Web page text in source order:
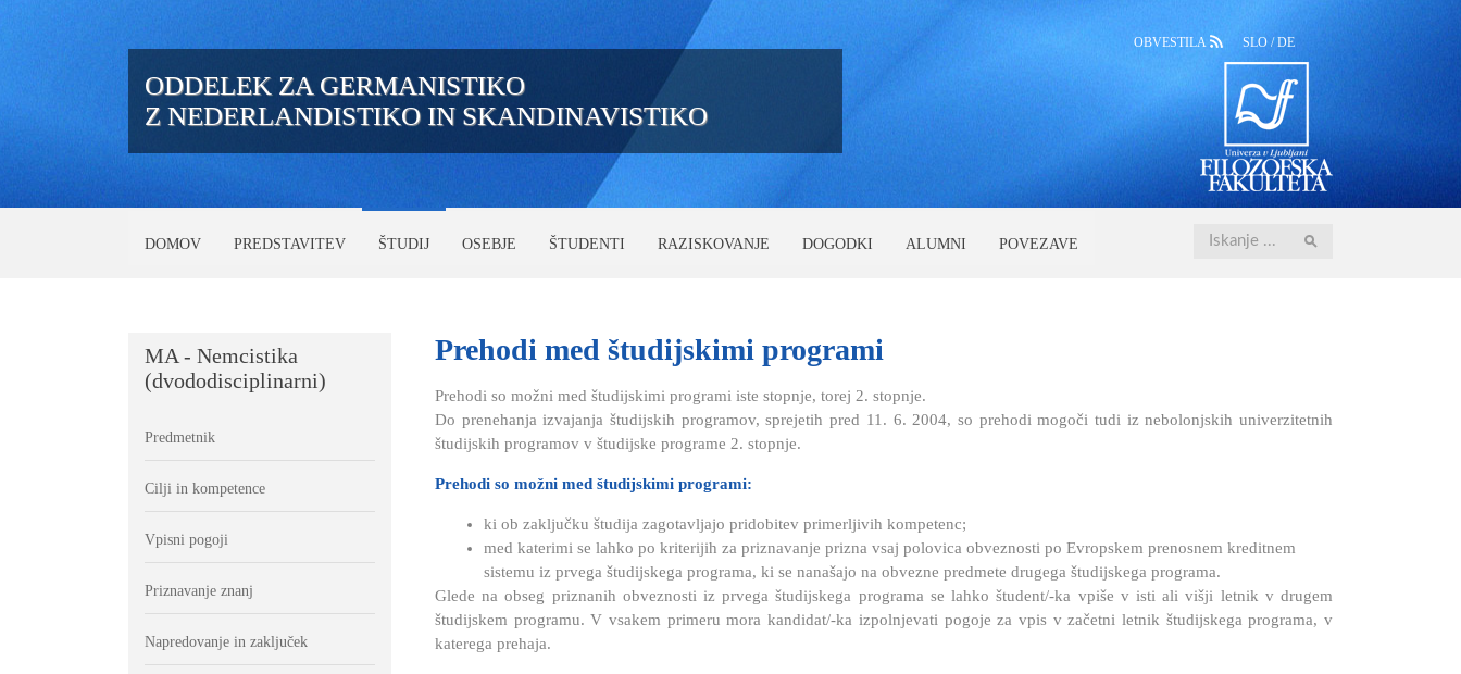
ODDELEK ZA GERMANISTIKO
Z NEDERLANDISTIKO IN SKANDINAVISTIKO
OBVESTILA SLO /DE
DOMOV PREDSTAVITEV ŠTUDIJ OSEBJE ŠTUDENTI RAZISKOVANJE DOGODKI ALUMNI POVEZAVE
Iskanje
MA - Nemcistika
(dvododisciplinarni)
Predmetnik
Cilji in kompetence
Vpisni pogoji
Priznavanje znanj
Napredovanje in zaključek
Prehodi med študijskimi programi
Prehodi so možni med študijskimi programi iste stopnje, torej 2. stopnje.
Do prenehanja izvajanja študijskih programov, sprejetih pred 11. 6. 2004, so prehodi mogoči tudi iz nebolonjskih univerzitetnih
študijskih programov v študijske programe 2. stopnje.
Prehodi so možni med študijskimi programi:
ki ob zaključku študija zagotavljajo pridobitev primerljivih kompetenc;
med katerimi se lahko po kriterijih za priznavanje prizna vsaj polovica obveznosti po Evropskem prenosnem kreditnem
sistemu iz prvega študijskega programa, ki se nanašajo na obvezne predmete drugega študijskega programa.
Glede na obseg priznanih obveznosti iz prvega študijskega programa se lahko študent/-ka vpiše v isti ali višji letnik v drugem
študijskem programu. V vsakem primeru mora kandidat/-ka izpolnjevati pogoje za vpis v začetni letnik študijskega programa, v
katerega prehaja.